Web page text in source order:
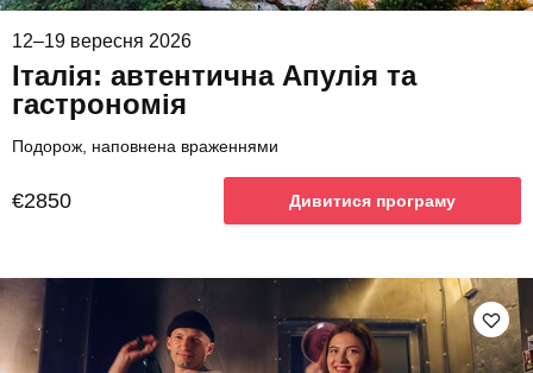
12–19 вересня 2026
Італія: автентична Апулія та
гастрономія
Подорож, наповнена враженнями
€2850 Дивитися програму